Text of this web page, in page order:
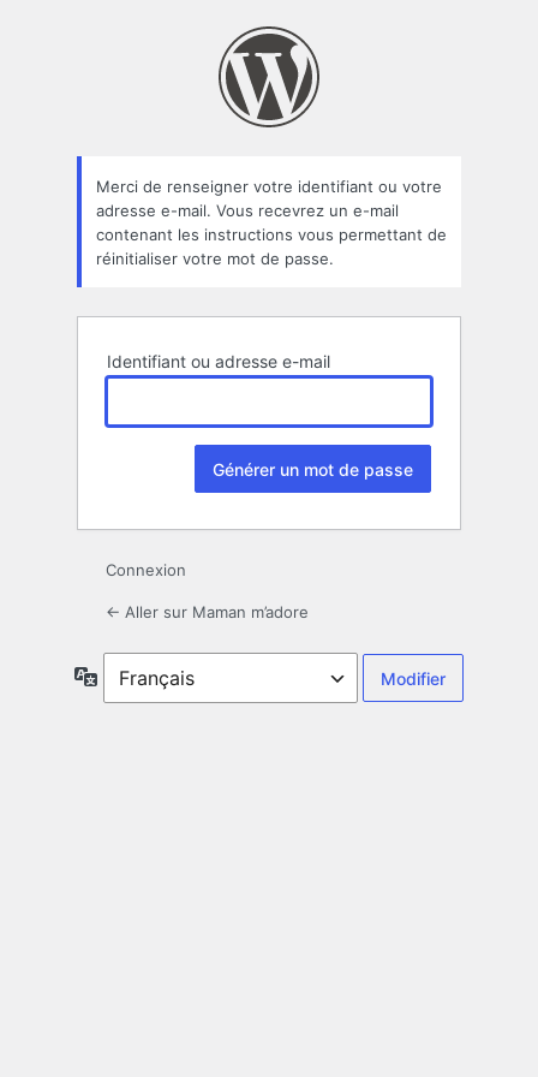
oublié
Merci de renseigner votre identifiant ou votre
adresse e-mail. Vous recevrez un e-mail
contenant les instructions vous permettant de
réinitialiser votre mot de passe.
Identifiant ou adresse e-mail
Connexion
← Aller sur Maman m’adore
Langue